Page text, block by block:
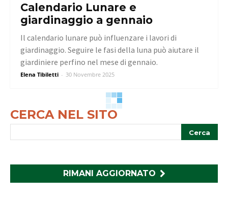
Calendario Lunare e
giardinaggio a gennaio
Elena Tibiletti - 30 Novembre 2025
Il calendario lunare può influenzare i lavori di
giardinaggio. Seguire le fasi della luna può aiutare il
giardiniere perfino nel mese di gennaio.
CERCA NEL SITO
RIMANI AGGIORNATO